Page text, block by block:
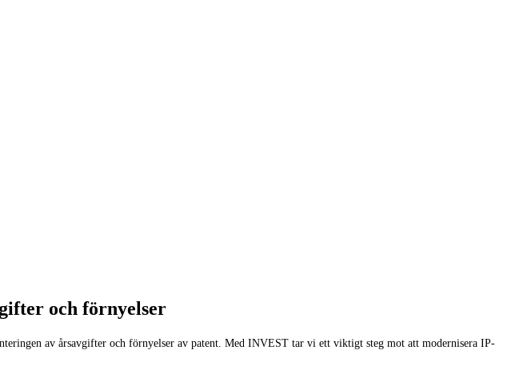
och förnyelser
av årsavgifter och förnyelser av patent. Med INVEST tar vi ett viktigt steg mot att modernisera IP-